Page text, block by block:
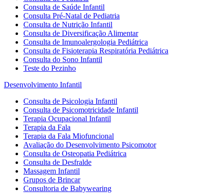
Consulta de Saúde Infantil
Consulta Pré-Natal de Pediatria
Consulta de Nutrição Infantil
Consulta de Diversificação Alimentar
Consulta de Imunoalergologia Pediátrica
Consulta de Fisioterapia Respiratória Pediátrica
Consulta do Sono Infantil
Teste do Pezinho
Desenvolvimento Infantil
Consulta de Psicologia Infantil
Consulta de Psicomotricidade Infantil
Terapia Ocupacional Infantil
Terapia da Fala
Terapia da Fala Miofuncional
Avaliação do Desenvolvimento Psicomotor
Consulta de Osteopatia Pediátrica
Consulta de Desfralde
Massagem Infantil
Grupos de Brincar
Consultoria de Babywearing